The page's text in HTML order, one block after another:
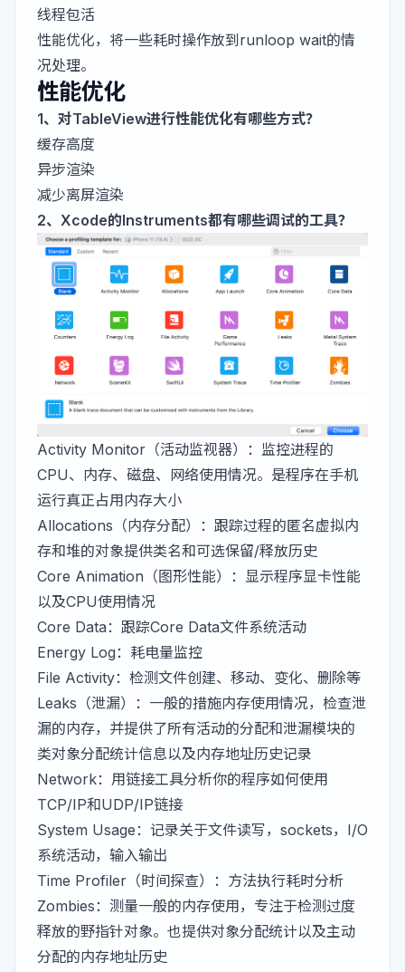
线程包活
性能优化，将一些耗时操作放到runloop wait的情
况处理。
性能优化
1、对TableView进行性能优化有哪些方式？
缓存高度
异步渲染
减少离屏渲染
2、Xcode的Instruments都有哪些调试的工具？
Activity Monitor（活动监视器）：监控进程的
CPU、内存、磁盘、网络使用情况。是程序在手机
运行真正占用内存大小
Allocations（内存分配）：跟踪过程的匿名虚拟内
存和堆的对象提供类名和可选保留/释放历史
Core Animation（图形性能）：显示程序显卡性能
以及CPU使用情况
Core Data：跟踪Core Data文件系统活动
Energy Log：耗电量监控
File Activity：检测文件创建、移动、变化、删除等
Leaks（泄漏）：一般的措施内存使用情况，检查泄
漏的内存，并提供了所有活动的分配和泄漏模块的
类对象分配统计信息以及内存地址历史记录
Network：用链接工具分析你的程序如何使用
TCP/IP和UDP/IP链接
System Usage：记录关于文件读写，sockets，I/O
系统活动，输入输出
Time Profiler（时间探查）：方法执行耗时分析
Zombies：测量一般的内存使用，专注于检测过度
释放的野指针对象。也提供对象分配统计以及主动
分配的内存地址历史